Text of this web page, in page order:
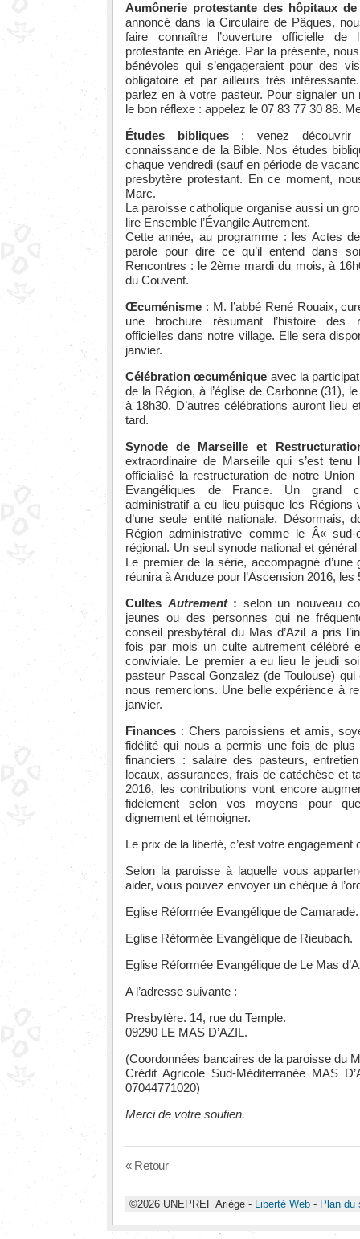
Aumônerie protestante des hôpitaux de
annoncé dans la Circulaire de Pâques,
faire connaître l’ouverture officielle de
protestante en Ariège. Par la présente,
bénévoles qui s’engageraient pour des
obligatoire et par ailleurs très
parlez en à votre pasteur. Pour signaler un
le bon réflexe : appelez le 07 83 77 30 88.
Études bibliques: venez découvrir
connaissance de la Bible. Nos études
chaque vendredi (sauf en période de
presbytère protestant. En ce moment,
Marc.
La paroisse catholique organise aussi un
lire Ensemble l’Évangile Autrement.
Cette année, au programme : les Actes
parole pour dire ce qu’il entend dans
Rencontres : le 2ème mardi du mois, à
du Couvent.
Œcuménisme : M. l’abbé René Rouaix,
une brochure résumant l’histoire des
officielles dans notre village. Elle sera
janvier.
Célébration œcuménique avec la
de la Région, à l’église de Carbonne (31),
à 18h30. D’autres célébrations auront lieu
tard.
Synode de Marseille et
extraordinaire de Marseille qui s’est
officialisé la restructuration de notre
Evangéliques de France. Un grand
administratif a eu lieu puisque les Régions
d’une seule entité nationale. Désormais,
Région administrative comme le Â«
régional. Un seul synode national et
Le premier de la série, accompagné d’une
réunira à Anduze pour l’Ascension 2016, les
Cultes Autrement: selon un nouveau
jeunes ou des personnes qui ne
conseil presbytéral du Mas d’Azil a pris
fois par mois un culte autrement célébré
conviviale. Le premier a eu lieu le jeudi
pasteur Pascal Gonzalez (de Toulouse) qui
nous remercions. Une belle expérience à
janvier.
Finances : Chers paroissiens et amis,
fidélité qui nous a permis une fois de
financiers : salaire des pasteurs,
locaux, assurances, frais de catéchèse et
2016, les contributions vont encore
fidèlement selon vos moyens pour
dignement et témoigner.
Le prix de la liberté, c’est votre engagement
Selon la paroisse à laquelle vous
aider, vous pouvez envoyer un chèque à
Eglise Réformée Evangélique de Camarade.
Eglise Réformée Evangélique de Rieubach.
Eglise Réformée Evangélique de Le Mas
A l’adresse suivante :
Presbytère. 14, rue du Temple.
09290 LE MAS D’AZIL.
(Coordonnées bancaires de la paroisse du
Crédit Agricole Sud-Méditerranée MAS
07044771020)
Merci de votre soutien.
« Retour
©2026 UNEPREF Ariège - Liberté Web - Plan du